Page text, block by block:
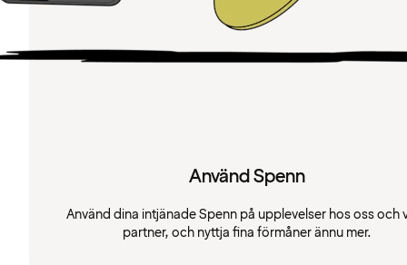
Använd Spenn
Använd dina intjänade Spenn på upplevelser hos oss och
partner, och nyttja fina förmåner ännu mer.